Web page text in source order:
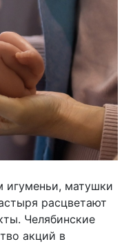
игуменьи, матушки
расцветают
Челябинские
акций в